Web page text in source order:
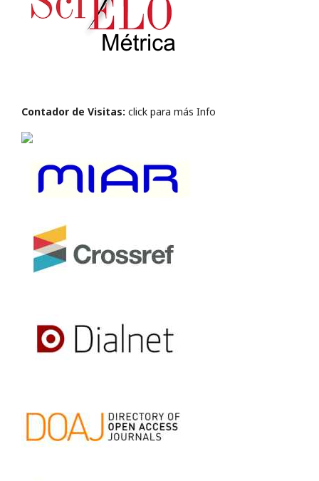
Contador de Visitas: click para más Info